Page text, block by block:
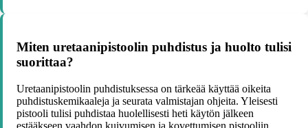
Miten uretaanipistoolin puhdistus ja huolto tulisi
suorittaa?
Uretaanipistoolin puhdistuksessa on tärkeää käyttää oikeita
puhdistuskemikaaleja ja seurata valmistajan ohjeita. Yleisesti
pistooli tulisi puhdistaa huolellisesti heti käytön jälkeen
estääkseen vaahdon kuivumisen ja kovettumisen pistooliin.